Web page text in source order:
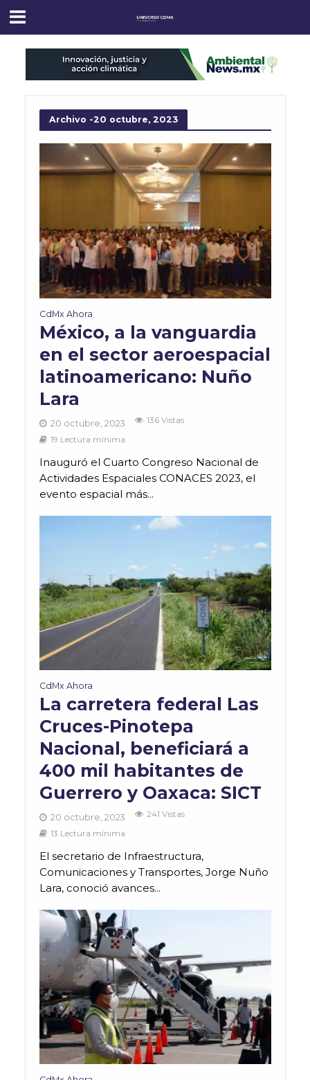
Archivo -20 octubre, 2023
CdMx Ahora
México, a la vanguardia
en el sector aeroespacial
latinoamericano: Nuño
Lara
20 octubre, 2023
136 Vistas
19 Lectura mínima
Inauguró el Cuarto Congreso Nacional de
Actividades Espaciales CONACES 2023, el
evento espacial más...
CdMx Ahora
La carretera federal Las
Cruces-Pinotepa
Nacional, beneficiará a
400 mil habitantes de
Guerrero y Oaxaca: SICT
20 octubre, 2023
241 Vistas
13 Lectura mínima
El secretario de Infraestructura,
Comunicaciones y Transportes, Jorge Nuño
Lara, conoció avances...